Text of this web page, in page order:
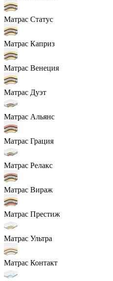
Матрас Статус
Матрас Каприз
Матрас Венеция
Матрас Дуэт
Матрас Альянс
Матрас Грация
Матрас Релакс
Матрас Вираж
Матрас Престиж
Матрас Ультра
Матрас Контакт